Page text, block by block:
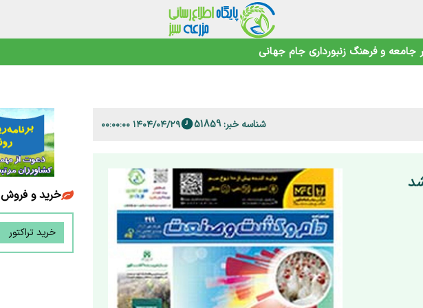
جامعه و فرهنگ زنبورداری جام جهانی
فارس
شناسه خبر: 51859 ۱۴۰۴/۰۴/۲۹ ۰۰:۰۰:۰۰
خرید و فروش
خرید تراکتور